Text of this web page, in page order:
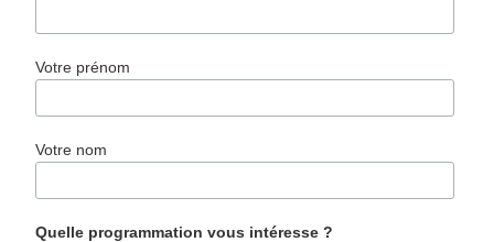
Votre prénom
Votre nom
Quelle programmation vous intéresse ?